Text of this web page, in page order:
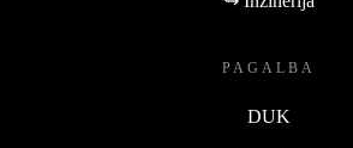
PAGALBA
DUK